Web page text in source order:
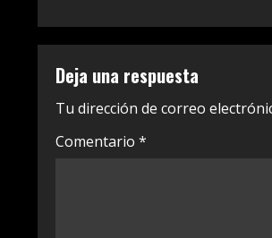
t
i
n
Deja una respuesta
Tu dirección de correo
Comentario *